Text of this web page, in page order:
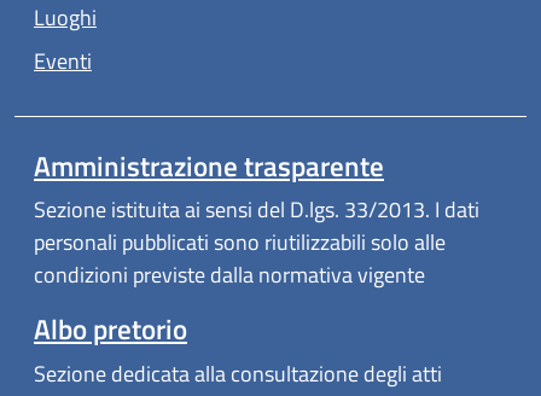
Luoghi
Eventi
Amministrazione trasparente
Sezione istituita ai sensi del D.lgs. 33/2013. I dati
personali pubblicati sono riutilizzabili solo alle
condizioni previste dalla normativa vigente
Albo pretorio
Sezione dedicata alla consultazione degli atti